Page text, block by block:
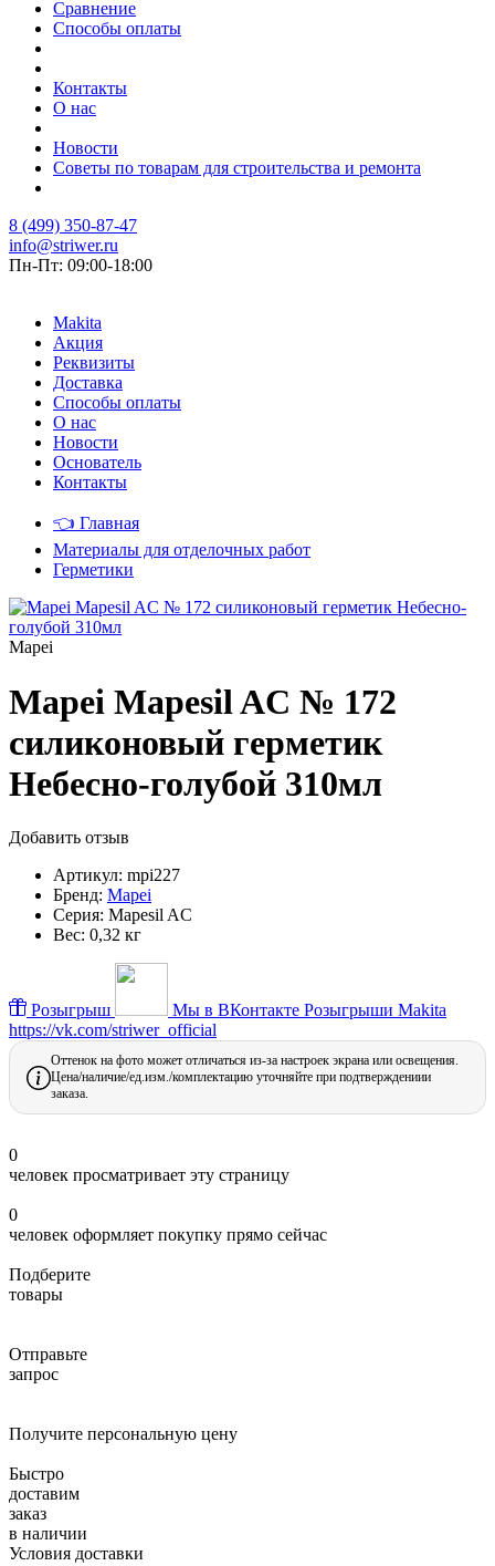
Сравнение
Способы оплаты
Контакты
О нас
Новости
Советы по товарам для строительства и ремонта
8 (499) 350-87-47
info@striwer.ru
Пн-Пт: 09:00-18:00
Makita
Акция
Реквизиты
Доставка
Способы оплаты
О нас
Новости
Основатель
Контакты
👈 Главная
Материалы для отделочных работ
Герметики
Mapei
Mapei Mapesil AC № 172
силиконовый герметик
Небесно-голубой 310мл
Добавить отзыв
Артикул: mpi227
Бренд: Mapei
Серия: Mapesil AC
Вес: 0,32 кг
Розыгрыш Мы в ВКонтакте Розыгрыши Makita
https://vk.com/striwer_official
Оттенок на фото может отличаться из-за настроек экрана или освещения.
Цена/наличие/ед.изм./комплектацию уточняйте при подтверждениии
заказа.
0
человек просматривает эту страницу
0
человек оформляет покупку прямо сейчас
Подберите
товары
Отправьте
запрос
Получите персональную цену
Быстро
доставим
заказ
в наличии
Условия доставки